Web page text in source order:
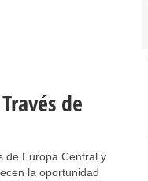
de
de Europa Central y
la oportunidad